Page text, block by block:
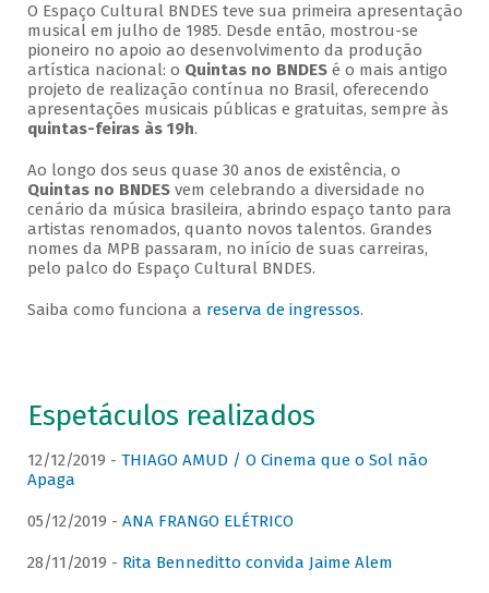
O Espaço Cultural BNDES teve sua primeira apresentação
musical em julho de 1985. Desde então, mostrou-se
pioneiro no apoio ao desenvolvimento da produção
artística nacional: o Quintas no BNDESé o mais antigo
projeto de realização contínua no Brasil, oferecendo
apresentações musicais públicas e gratuitas, sempre às
quintas-feiras às 19h.
Ao longo dos seus quase 30 anos de existência, o
Quintas no BNDESvem celebrando a diversidade no
cenário da música brasileira, abrindo espaço tanto para
artistas renomados, quanto novos talentos. Grandes
nomes da MPB passaram, no início de suas carreiras,
pelo palco do Espaço Cultural BNDES.
Saiba como funciona a reserva de ingressos.
Espetáculos realizados
12/12/2019 - THIAGO AMUD / O Cinema que o Sol não
Apaga
05/12/2019 - ANA FRANGO ELÉTRICO
28/11/2019 - Rita Benneditto convida Jaime Alem